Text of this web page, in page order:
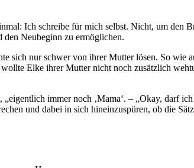
Ich schreibe für mich selbst. Nicht, um den
Neubeginn zu ermöglichen.
sich nur schwer von ihrer Mutter lösen. So wie
Elke ihrer Mutter nicht noch zusätzlich
immer noch ‚Mama‘. – „Okay, darf
und dabei in sich hineinzuspüren, ob die